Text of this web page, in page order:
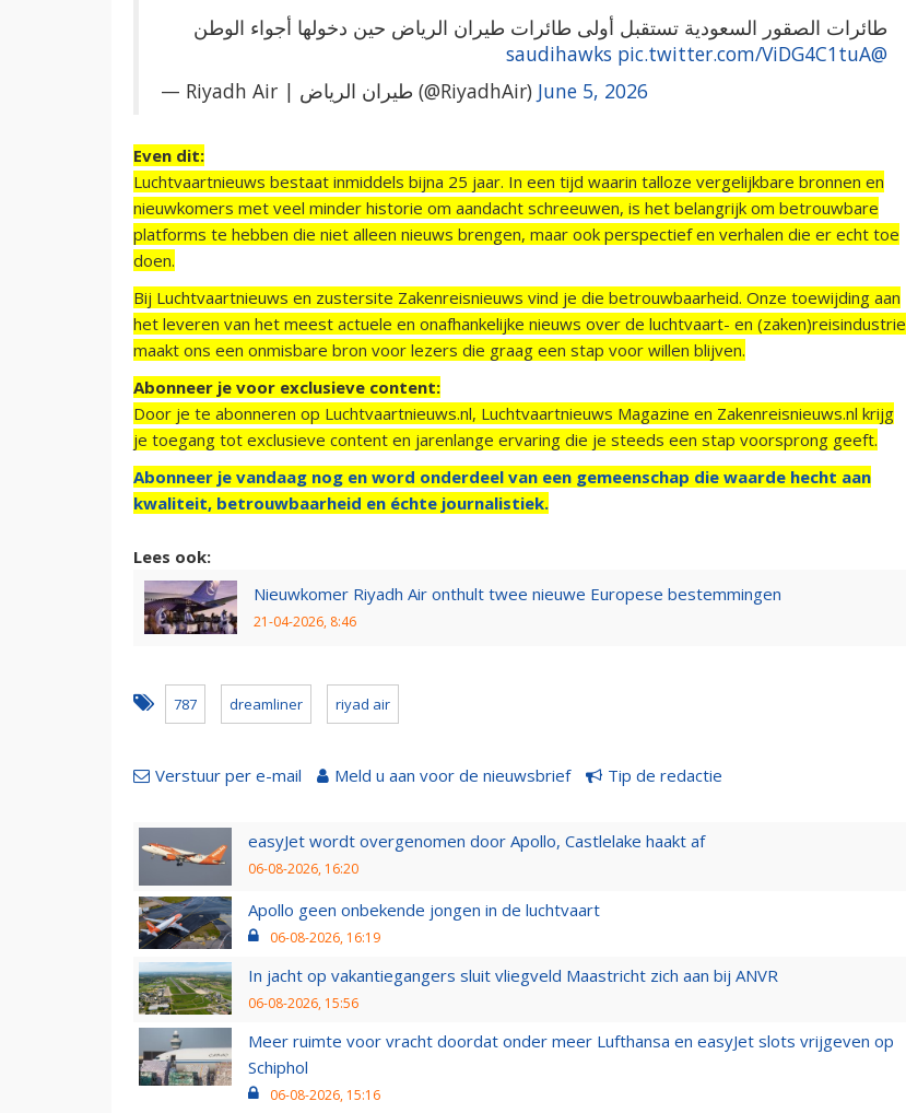
طائرات الصقور السعودية تستقبل أولى طائرات طيران الرياض حين دخولها أجواء الوطن
@saudihawks
pic.twitter.com/ViDG4C1tuA
— Riyadh Air | طيران الرياض (@RiyadhAir) June 5, 2026
Even dit:
Luchtvaartnieuws bestaat inmiddels bijna 25 jaar. In een tijd waarin talloze vergelijkbare bronnen en
nieuwkomers met veel minder historie om aandacht schreeuwen, is het belangrijk om betrouwbare
platforms te hebben die niet alleen nieuws brengen, maar ook perspectief en verhalen die er echt toe
doen.
Bij Luchtvaartnieuws en zustersite Zakenreisnieuws vind je die betrouwbaarheid. Onze toewijding aan
het leveren van het meest actuele en onafhankelijke nieuws over de luchtvaart- en (zaken)reisindustrie
maakt ons een onmisbare bron voor lezers die graag een stap voor willen blijven.
Abonneer je voor exclusieve content:
Door je te abonneren op Luchtvaartnieuws.nl, Luchtvaartnieuws Magazine en Zakenreisnieuws.nl krijg
je toegang tot exclusieve content en jarenlange ervaring die je steeds een stap voorsprong geeft.
Abonneer je vandaag nog en word onderdeel van een gemeenschap die waarde hecht aan
kwaliteit, betrouwbaarheid en échte journalistiek.
Lees ook:
Nieuwkomer Riyadh Air onthult twee nieuwe Europese bestemmingen
21-04-2026, 8:46
787 dreamliner riyad air
Verstuur per e-mail Meld u aan voor de nieuwsbrief Tip de redactie
easyJet wordt overgenomen door Apollo, Castlelake haakt af
06-08-2026, 16:20
Apollo geen onbekende jongen in de luchtvaart
06-08-2026, 16:19
In jacht op vakantiegangers sluit vliegveld Maastricht zich aan bij ANVR
06-08-2026, 15:56
Meer ruimte voor vracht doordat onder meer Lufthansa en easyJet slots vrijgeven op
Schiphol
06-08-2026, 15:16